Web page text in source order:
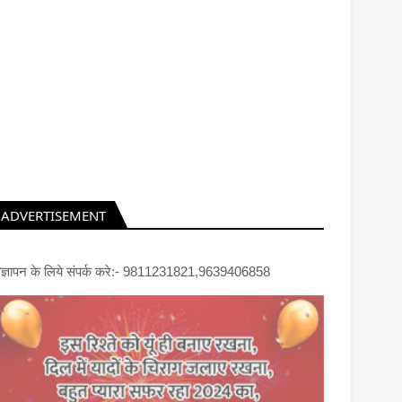
ADVERTISEMENT
के लिये संपर्क करे:- 9811231821,9639406858